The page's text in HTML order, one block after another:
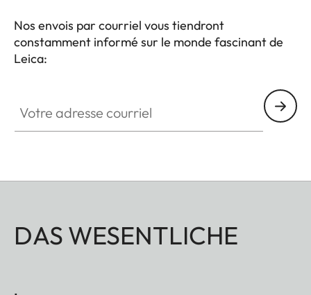
Nos envois par courriel vous tiendront
constamment informé sur le monde fascinant de
Leica:
DAS WESENTLICHE